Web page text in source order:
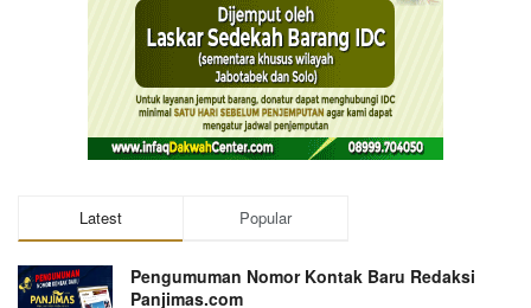
Latest Popular
Pengumuman Nomor Kontak Baru Redaksi
Panjimas.com